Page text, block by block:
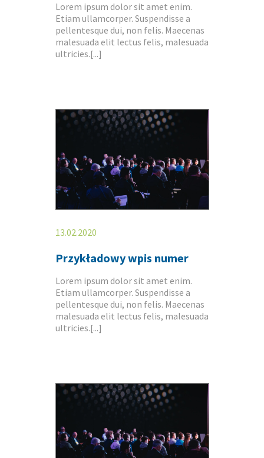
Lorem ipsum dolor sit amet enim.
Etiam ullamcorper. Suspendisse a
pellentesque dui, non felis. Maecenas
malesuada elit lectus felis, malesuada
ultricies.[...]
13.02.2020
Przykładowy wpis numer
Lorem ipsum dolor sit amet enim.
Etiam ullamcorper. Suspendisse a
pellentesque dui, non felis. Maecenas
malesuada elit lectus felis, malesuada
ultricies.[...]